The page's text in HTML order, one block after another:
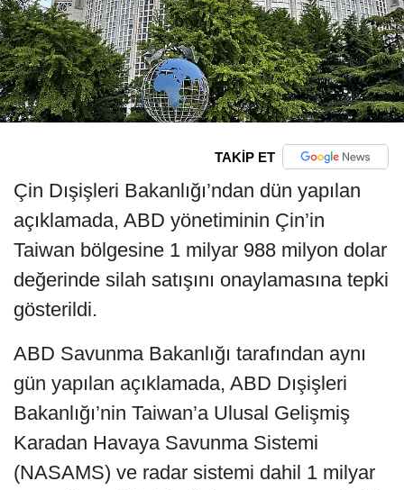
TAKİP ET
Çin Dışişleri Bakanlığı’ndan dün yapılan
açıklamada, ABD yönetiminin Çin’in
Taiwan bölgesine 1 milyar 988 milyon dolar
değerinde silah satışını onaylamasına tepki
gösterildi.
ABD Savunma Bakanlığı tarafından aynı
gün yapılan açıklamada, ABD Dışişleri
Bakanlığı’nin Taiwan’a Ulusal Gelişmiş
Karadan Havaya Savunma Sistemi
(NASAMS) ve radar sistemi dahil 1 milyar